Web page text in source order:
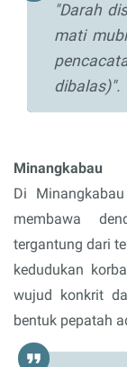
"Darah
mati
dibalas)".
Minangkabau
Di
membawa
tergantung dari
kedudukan
wujud konkrit
bentuk pepatah